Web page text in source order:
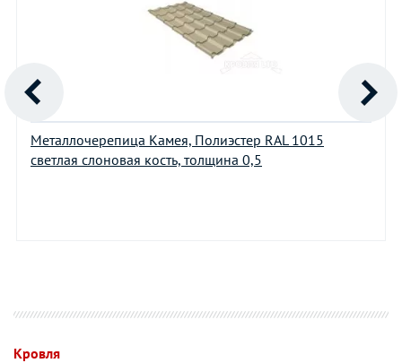
Металлочерепица Камея, Полиэстер RAL 1015
светлая слоновая кость, толщина 0,5
Кровля